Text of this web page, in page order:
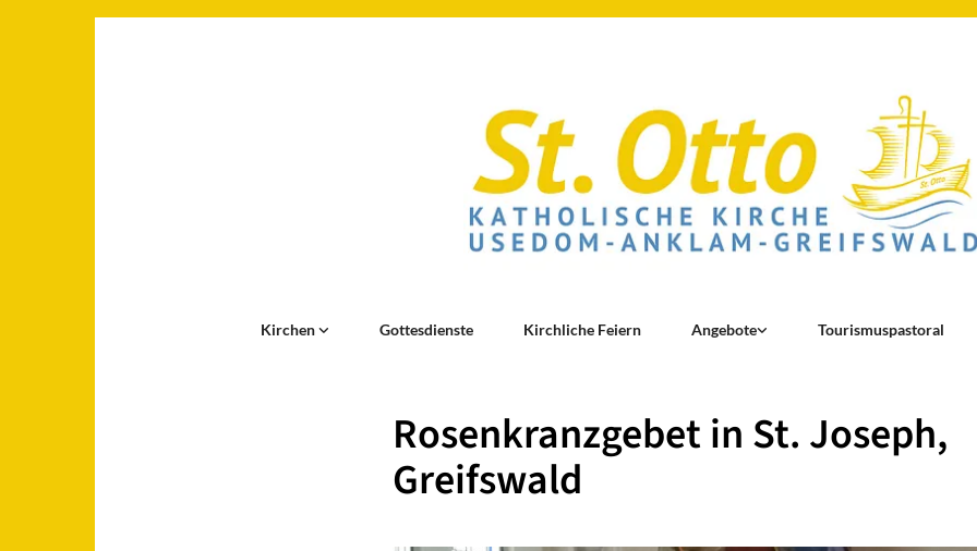
Kirchen Gottesdienste Kirchliche Feiern Angebote Tourismuspastoral
Rosenkranzgebet in St. Joseph,
Greifswald